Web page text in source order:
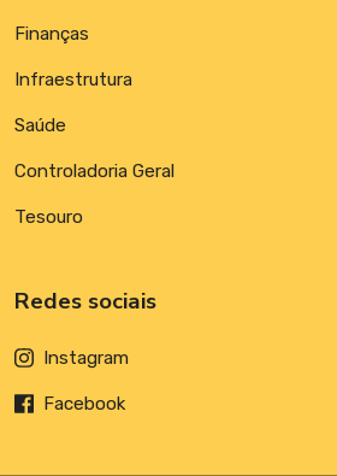
Finanças
Infraestrutura
Saúde
Controladoria Geral
Tesouro
Redes sociais
Instagram
Facebook